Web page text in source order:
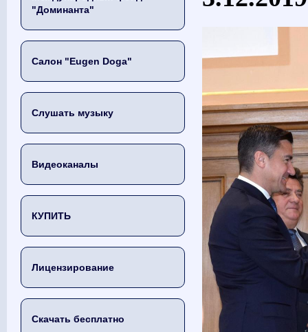
"Доминанта"
Салон "Eugen Doga"
Слушать музыку
Видеоканалы
КУПИТЬ
Лицензирование
Скачать бесплатно